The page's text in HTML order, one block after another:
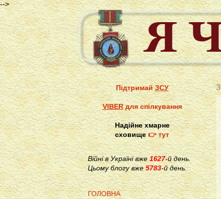
-->
ПідтримайЗСУ
VIBERдля спілкування
Надійне хмарне
сховище👉 тут
Війні в Україні вже1627-й день.
Цьому блогу вже 5783-й день.
ГОЛОВНА